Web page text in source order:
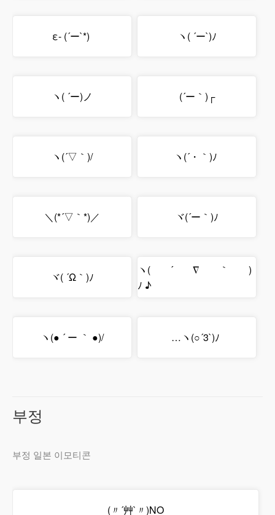
ε- (´ー`*) ヽ( ´ー`)ﾉ
ヽ( ´ー)ノ (´ー｀)┌
ヽ(´▽｀)/ ヽ(´・｀)ﾉ
＼(*´▽｀*)／ ヾ(´ー｀)ﾉ
ヾ( ´Ω｀)ﾉ
ヽ( ´ ∇ ｀ )
ﾉ ♪
ヽ(● ´ ー ｀ ●)/ …ヽ(○´3`)ﾉ
부정
부정 일본 이모티콘
(〃´艸`〃)NO